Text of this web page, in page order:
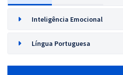
Inteligência Emocional
Língua Portuguesa